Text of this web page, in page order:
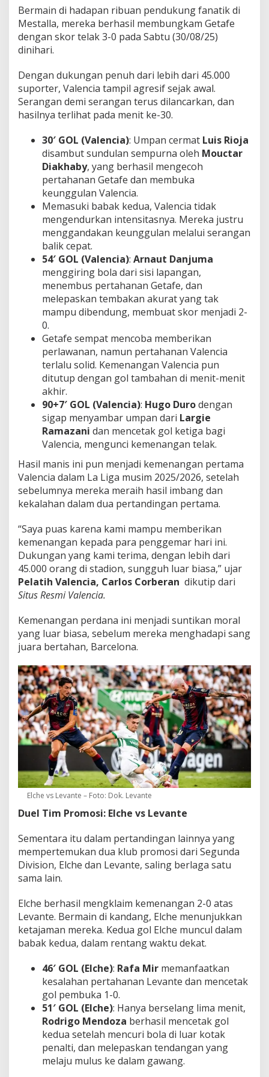
P
e
n
g
m
a
r
!
Bermain di hadapan ribuan pendukung fanatik di
Mestalla, mereka berhasil membungkam Getafe
dengan skor telak 3-0 pada Sabtu (30/08/25)
dinihari.
Dengan dukungan penuh dari lebih dari 45.000
suporter, Valencia tampil agresif sejak awal.
Serangan demi serangan terus dilancarkan, dan
hasilnya terlihat pada menit ke-30.
30′ GOL (Valencia): Umpan cermat Luis Rioja
disambut sundulan sempurna oleh Mouctar
Diakhaby, yang berhasil mengecoh
pertahanan Getafe dan membuka
keunggulan Valencia.
Memasuki babak kedua, Valencia tidak
mengendurkan intensitasnya. Mereka justru
menggandakan keunggulan melalui serangan
balik cepat.
54′ GOL (Valencia): Arnaut Danjuma
menggiring bola dari sisi lapangan,
menembus pertahanan Getafe, dan
melepaskan tembakan akurat yang tak
mampu dibendung, membuat skor menjadi 2-
0.
Getafe sempat mencoba memberikan
perlawanan, namun pertahanan Valencia
terlalu solid. Kemenangan Valencia pun
ditutup dengan gol tambahan di menit-menit
akhir.
90+7′ GOL (Valencia): Hugo Durodengan
sigap menyambar umpan dari Largie
Ramazani dan mencetak gol ketiga bagi
Valencia, mengunci kemenangan telak.
Hasil manis ini pun menjadi kemenangan pertama
Valencia dalam La Liga musim 2025/2026, setelah
sebelumnya mereka meraih hasil imbang dan
kekalahan dalam dua pertandingan pertama.
“Saya puas karena kami mampu memberikan
kemenangan kepada para penggemar hari ini.
Dukungan yang kami terima, dengan lebih dari
45.000 orang di stadion, sungguh luar biasa,” ujar
Pelatih Valencia, Carlos Corberan dikutip dari
Situs Resmi Valencia.
Kemenangan perdana ini menjadi suntikan moral
yang luar biasa, sebelum mereka menghadapi sang
juara bertahan, Barcelona.
Elche vs Levante – Foto: Dok. Levante
Duel Tim Promosi: Elche vs Levante
Sementara itu dalam pertandingan lainnya yang
mempertemukan dua klub promosi dari Segunda
Division, Elche dan Levante, saling berlaga satu
sama lain.
Elche berhasil mengklaim kemenangan 2-0 atas
Levante. Bermain di kandang, Elche menunjukkan
ketajaman mereka. Kedua gol Elche muncul dalam
babak kedua, dalam rentang waktu dekat.
46′ GOL (Elche): Rafa Mir memanfaatkan
kesalahan pertahanan Levante dan mencetak
gol pembuka 1-0.
51′ GOL (Elche): Hanya berselang lima menit,
Rodrigo Mendoza berhasil mencetak gol
kedua setelah mencuri bola di luar kotak
penalti, dan melepaskan tendangan yang
melaju mulus ke dalam gawang.